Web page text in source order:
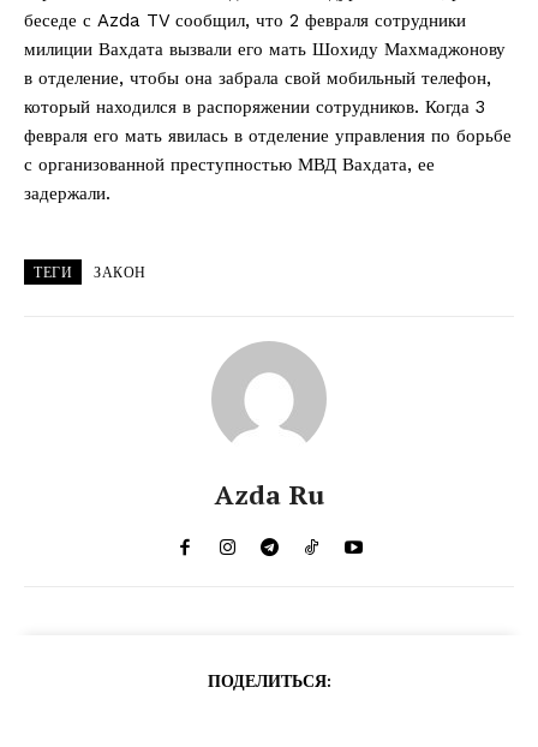
беседе с Azda TV сообщил, что 2 февраля сотрудники
милиции Вахдата вызвали его мать Шохиду Махмаджонову
в отделение, чтобы она забрала свой мобильный телефон,
который находился в распоряжении сотрудников. Когда 3
февраля его мать явилась в отделение управления по борьбе
с организованной преступностью МВД Вахдата, ее
задержали.
ТЕГИ ЗАКОН
Azda Ru
ПОДЕЛИТЬСЯ: